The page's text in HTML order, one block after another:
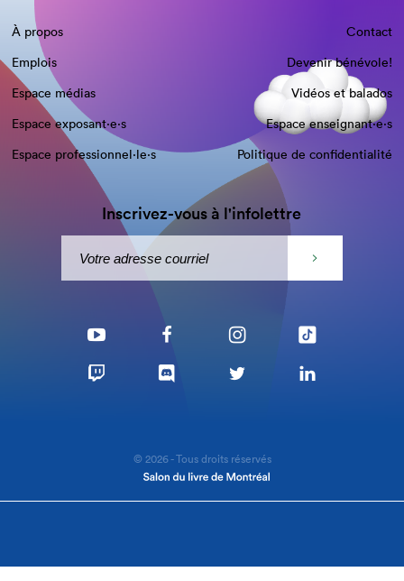
À propos
Contact
Emplois
Devenir bénévole!
Espace médias
Vidéos et balados
Espace exposant·e⋅s
Espace enseignant·e⋅s
Espace professionnel·le⋅s
Politique de confidentialité
Inscrivez-vous à l'infolettre
© 2026 - Tous droits réservés